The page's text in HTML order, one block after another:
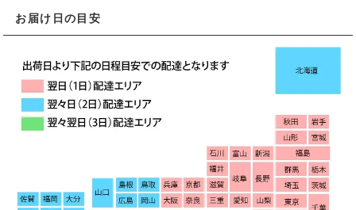
お届け日の目安